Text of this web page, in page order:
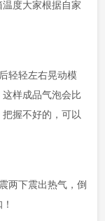
度大家根据自家
轻轻左右晃动模
样成品气泡会比
握不好的，可以
两下震出热气，倒